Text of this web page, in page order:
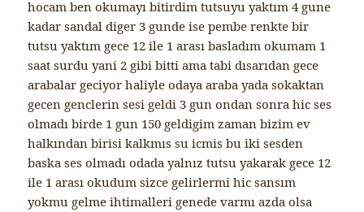
hocam ben okumayı bitirdim tutsuyu yaktım 4 gune
kadar sandal diger 3 gunde ise pembe renkte bir
tutsu yaktım gece 12 ile 1 arası basladım okumam 1
saat surdu yani 2 gibi bitti ama tabi dısarıdan gece
arabalar geciyor haliyle odaya araba yada sokaktan
gecen genclerin sesi geldi 3 gun ondan sonra hic ses
olmadı birde 1 gun 150 geldigim zaman bizim ev
halkından birisi kalkmıs su icmis bu iki sesden
baska ses olmadı odada yalnız tutsu yakarak gece 12
ile 1 arası okudum sizce gelirlermi hic sansım
yokmu gelme ihtimalleri genede varmı azda olsa